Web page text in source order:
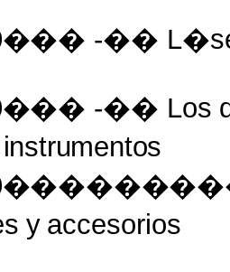
-��
-�� Los
instrumentos
y accesorios